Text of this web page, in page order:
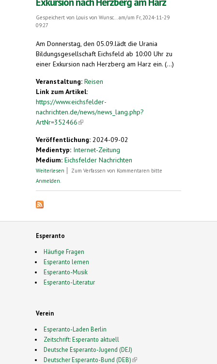
Gespeichert von Louis von Wunsc...
am/um Fr, 2024-11-29
09:27
Am Donnerstag, den 05.09.lädt die Urania
Bildungsgesellschaft Eichsfeld ab 10:00 Uhr zu
einer Exkursion nach Herzberg am Harz ein. (...)
Veranstaltung: Reisen
Link zum Artikel:
https://www.eichsfelder-
nachrichten.de/news/news_lang.php?
ArtNr=352466(link is external)
Veröffentlichung: 2024-09-02
Medientyp: Internet-Zeitung
Medium: Eichsfelder Nachrichten
Weiterlesen über Exkursion nach Herzberg am Harz
Zum Verfassen von Kommentaren bitte
Anmelden
Esperanto
Häufige Fragen
Esperanto lernen
Esperanto-Musik
Esperanto-Literatur
Verein
Esperanto-Laden Berlin
Zeitschrift: Esperanto aktuell
Deutsche Esperanto-Jugend (DEJ)
Deutscher Esperanto-Bund (DEB)(link is external)